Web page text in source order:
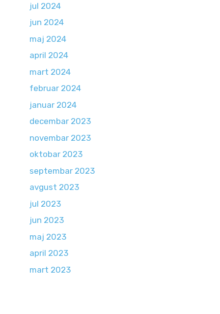
jul 2024
jun 2024
maj 2024
april 2024
mart 2024
februar 2024
januar 2024
decembar 2023
novembar 2023
oktobar 2023
septembar 2023
avgust 2023
jul 2023
jun 2023
maj 2023
april 2023
mart 2023